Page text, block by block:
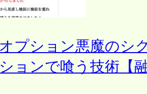
プション悪魔のシ
ョンで喰う技術【